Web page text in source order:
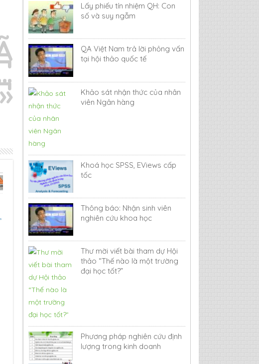
Lấy phiếu tín nhiệm QH: Con
số và suy ngẫm
QA Việt Nam trả lời phỏng vấn
tại hội thảo quốc tế
Khảo sát nhận thức của nhân
viên Ngân hàng
Khoá học SPSS, EViews cấp
tốc
Thông báo: Nhận sinh viên
nghiên cứu khoa học
Thư mời viết bài tham dự Hội
thảo “Thế nào là một trường
đại học tốt?”
Phương pháp nghiên cứu định
lượng trong kinh doanh